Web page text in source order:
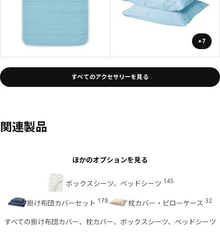
+7
すべてのアクセサリーを見る
関連製品
ほかのオプションを見る
ボックスシーツ、ベッドシーツ 145
掛け布団カバーセット 178 枕カバー・ピローケース 32
すべての掛け布団カバー、枕カバー、ボックスシーツ、ベッドシーツ